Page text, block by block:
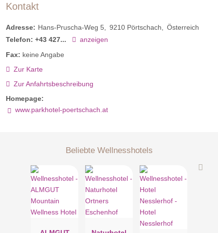
Kontakt
Adresse: Hans-Pruscha-Weg 5 9210 Pörtschach
Österreich
Telefon: +43 427...
anzeigen
Fax: keine Angabe
Zur Karte
Zur Anfahrtsbeschreibung
Homepage:
www.parkhotel-poertschach.at
Beliebte Wellnesshotels